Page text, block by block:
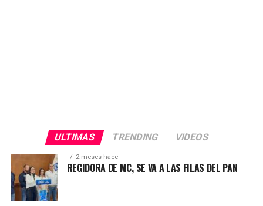
ULTIMAS TRENDING VIDEOS
2 meses hace
REGIDORA DE MC, SE VA A LAS FILAS DEL PAN